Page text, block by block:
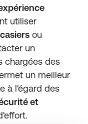
utiliser
ou
un
chargées des
un meilleur
à l'égard des
et